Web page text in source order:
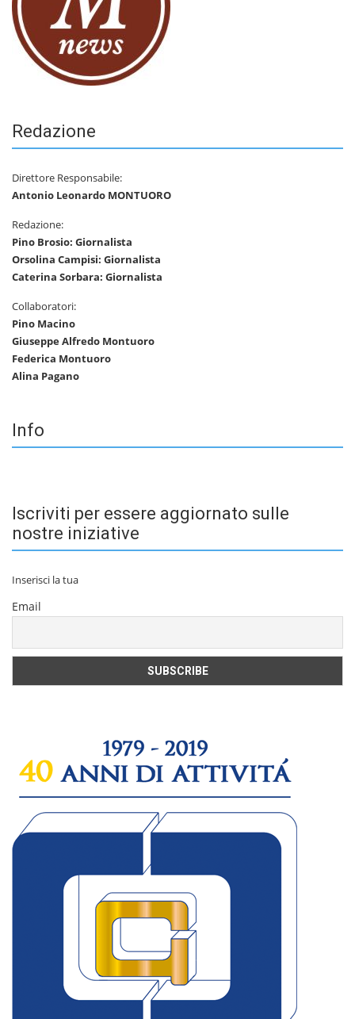
Redazione
Direttore Responsabile:
Antonio Leonardo MONTUORO
Redazione:
Pino Brosio: Giornalista
Orsolina Campisi: Giornalista
Caterina Sorbara: Giornalista
Collaboratori:
Pino Macino
Giuseppe Alfredo Montuoro
Federica Montuoro
Alina Pagano
Info
Iscriviti per essere aggiornato sulle
nostre iniziative
Inserisci la tua
Email